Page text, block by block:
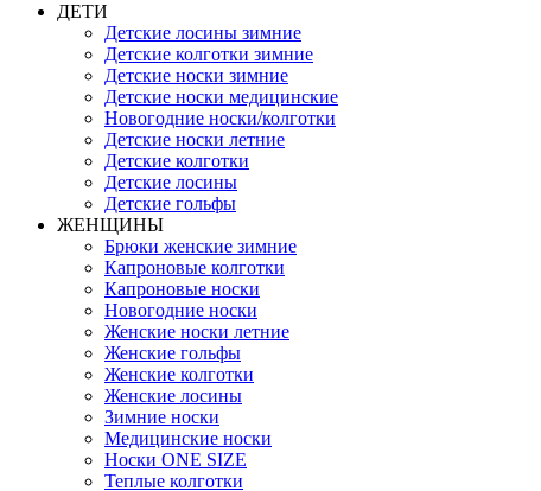
ДЕТИ
Детские лосины зимние
Детские колготки зимние
Детские носки зимние
Детские носки медицинские
Новогодние носки/колготки
Детские носки летние
Детские колготки
Детские лосины
Детские гольфы
ЖЕНЩИНЫ
Брюки женские зимние
Капроновые колготки
Капроновые носки
Новогодние носки
Женские носки летние
Женские гольфы
Женские колготки
Женские лосины
Зимние носки
Медицинские носки
Носки ONE SIZE
Теплые колготки